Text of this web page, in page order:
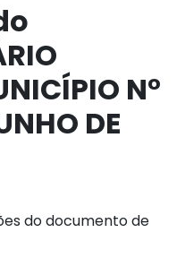
N°
DE
do documento de